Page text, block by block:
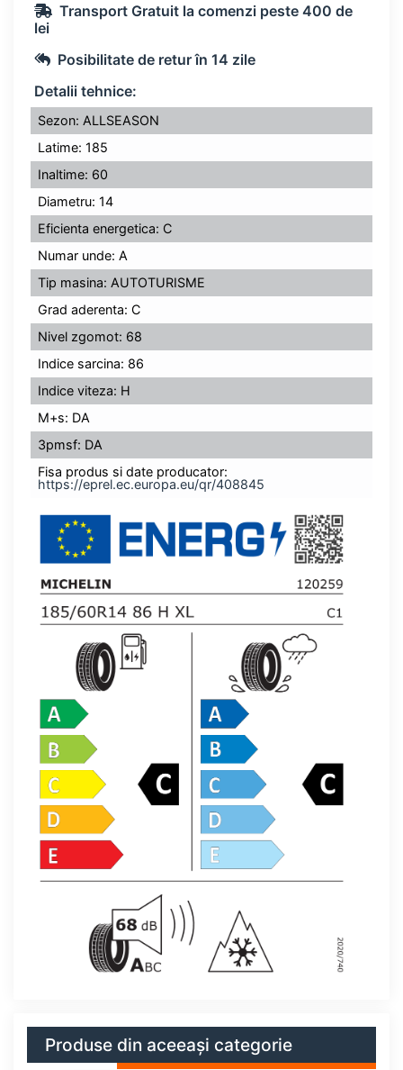
Transport Gratuit la comenzi peste 400 de
lei
Posibilitate de retur în 14 zile
Detalii tehnice:
Sezon: ALLSEASON
Latime: 185
Inaltime: 60
Diametru: 14
Eficienta energetica: C
Numar unde: A
Tip masina: AUTOTURISME
Grad aderenta: C
Nivel zgomot: 68
Indice sarcina: 86
Indice viteza: H
M+s: DA
3pmsf: DA
Fisa produs si date producator:
https://eprel.ec.europa.eu/qr/408845
Produse din aceeași categorie